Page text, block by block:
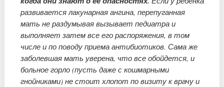
развивается лакунарная ангина, перепуганная
мать не раздумывая вызывает педиатра и
выполняет затем все его распоряжения, в том
числе и по поводу приема антибиотиков. Сама же
заболевшая мать уверена, что все обойдется, и
больное горло (пусть даже с кошмарными
гнойниками) не стоит хлопот по визиту к врачу и